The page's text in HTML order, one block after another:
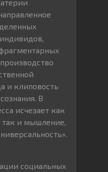
и клиповость
В
исчезает как
и мышление,
социальных